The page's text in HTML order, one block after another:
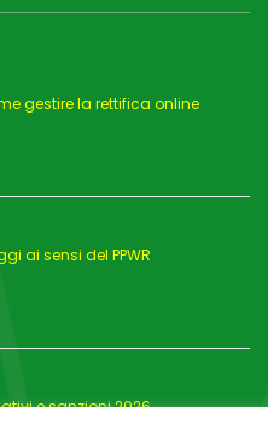
gestire la rettifica online
ai sensi del PPWR
e sanzioni 2026